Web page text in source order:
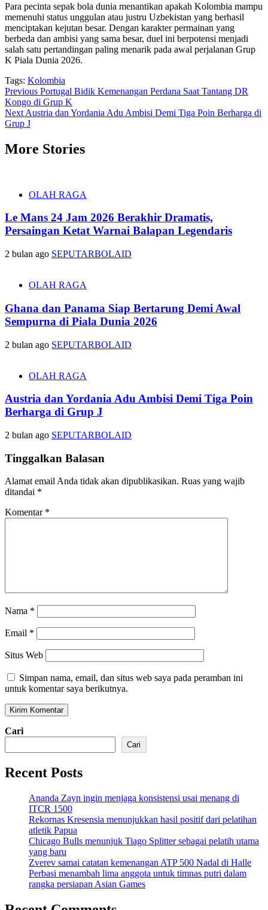
Para pecinta sepak bola dunia menantikan apakah Kolombia mampu
memenuhi status unggulan atau justru Uzbekistan yang berhasil
menciptakan kejutan besar. Dengan karakter permainan yang
berbeda dan ambisi yang sama besar, duel ini berpotensi menjadi
salah satu pertandingan paling menarik pada awal perjalanan Grup
K Piala Dunia 2026.
Tags: Kolombia
Post
navigation
Previous Portugal Bidik Kemenangan Perdana Saat Tantang DR
Kongo di Grup K
Next Austria dan Yordania Adu Ambisi Demi Tiga Poin Berharga di
Grup J
More Stories
OLAH RAGA
Le Mans 24 Jam 2026 Berakhir Dramatis,
Persaingan Ketat Warnai Balapan Legendaris
2 bulan ago SEPUTARBOLAID
OLAH RAGA
Ghana dan Panama Siap Bertarung Demi Awal
Sempurna di Piala Dunia 2026
2 bulan ago SEPUTARBOLAID
OLAH RAGA
Austria dan Yordania Adu Ambisi Demi Tiga Poin
Berharga di Grup J
2 bulan ago SEPUTARBOLAID
Tinggalkan Balasan
Alamat email Anda tidak akan dipublikasikan. Ruas yang wajib
ditandai *
Komentar *
Nama *
Email *
Situs Web
Simpan nama, email, dan situs web saya pada peramban ini
untuk komentar saya berikutnya.
Cari
Cari
Recent Posts
Ananda Zayn ingin menjaga konsistensi usai menang di
ITCR 1500
Rekornas Kresensia menunjukkan hasil positif dari pelatihan
atletik Papua
Chicago Bulls menunjuk Tiago Splitter sebagai pelatih utama
yang baru
Zverev samai catatan kemenangan ATP 500 Nadal di Halle
Perbasi menambah lima anggota untuk timnas putri dalam
rangka persiapan Asian Games